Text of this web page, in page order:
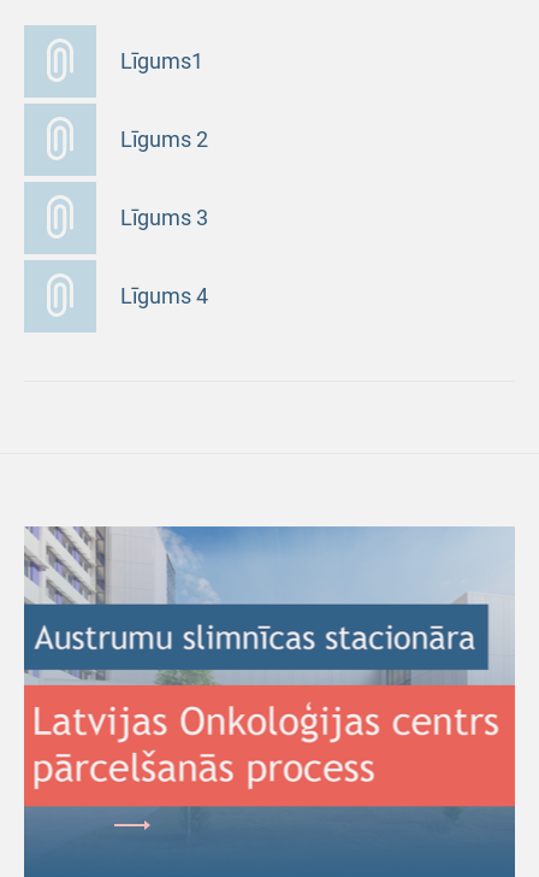
Līgums1
Līgums 2
Līgums 3
Līgums 4